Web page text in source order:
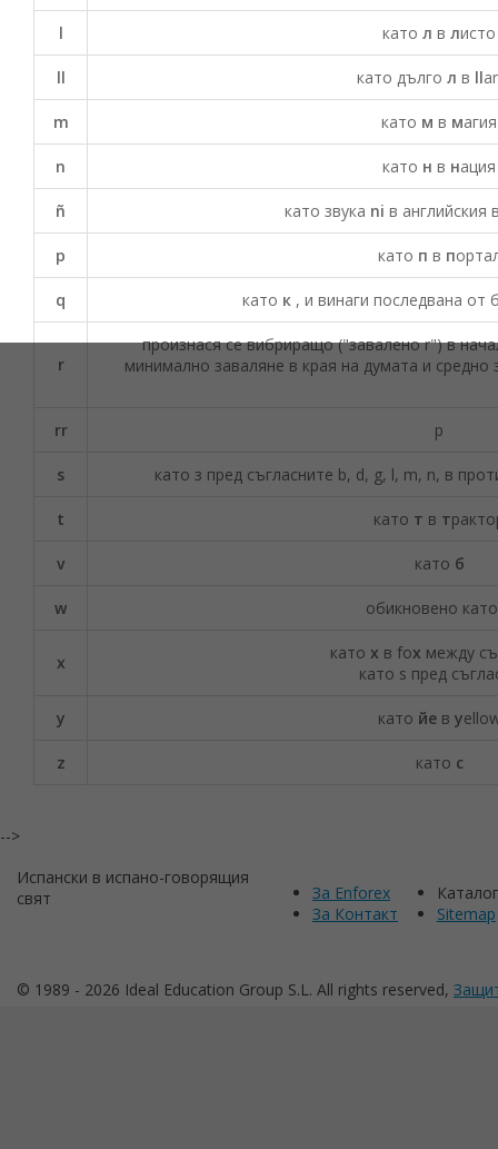
l като л в листо
ll като дълго л в ll
m като м в магия
n като н в нация
ñ като звука ni в английския
p като п в п
q като к , и винаги последвана от
r
произнася се вибриращо ("завалено r") в
минимално заваляне в края на думата и средно
rr р
s като з пред съгласните b, d, g, l, m, n, в
t като т в т
v като б
w обикновено като
x като x в fox между
като s пред
y като йев y
z като с
-->
Испански в испано-говорящия
свят
За Enforex
За Контакт
Каталог
Sitemap
© 1989 - 2026 Ideal Education Group S.L. All rights reserved,